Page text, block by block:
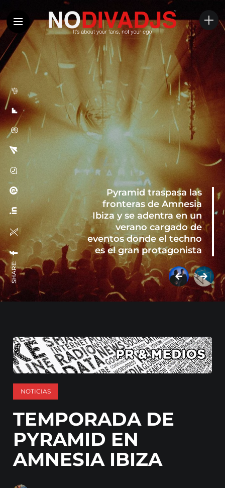
Pyramid traspasa las
fronteras de Amnesia
Ibiza y se adentra en un
verano cargado de
eventos donde el techno
es el gran protagonista
SHARE:
NOTICIAS
TEMPORADA DE
PYRAMID EN
AMNESIA IBIZA